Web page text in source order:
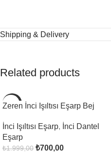
Shipping & Delivery
Related products
-65%
Zeren İnci Işıltısı Eşarp Bej
İnci Işıltısı Eşarp, İnci Dantel
Eşarp
₺1.999,00 ₺700,00